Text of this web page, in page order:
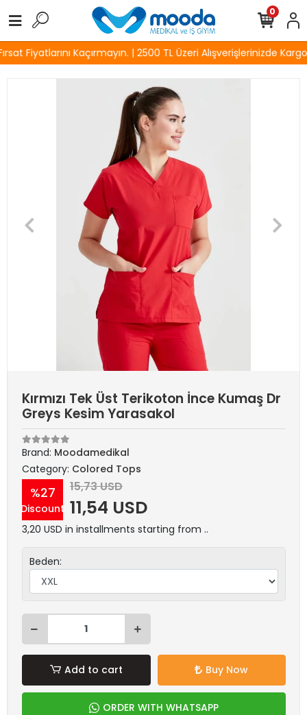
Fiyatlarını Kaçırmayın. | 2500 TL Üzeri Alışverişlerinizde Kargo
0
Kırmızı Tek Üst Terikoton İnce Kumaş Dr
Greys Kesim Yarasakol
Brand: Moodamedikal
Category: Colored Tops
%27
Discount
15,73 USD
11,54 USD
3,20 USD in installments starting from ..
Beden:
Add to cart Buy Now
ORDER WITH WHATSAPP